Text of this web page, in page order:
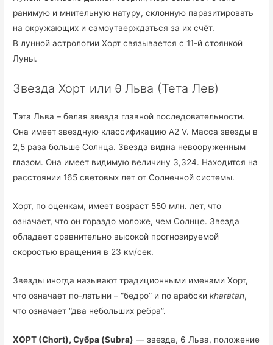
ранимую и мнительную натуру, склонную паразитировать
на окружающих и самоутверждаться за их счёт.
В лунной астрологии Хорт связывается с 11-й стоянкой
Луны.
Звезда Хорт или θ Льва (Тета Лев)
Тэта Льва – белая звезда главной последовательности.
Она имеет звездную классификацию А2 V. Масса звезды в
2,5 раза больше Солнца. Звезда видна невооруженным
глазом. Она имеет видимую величину 3,324. Находится на
расстоянии 165 световых лет от Солнечной системы.
Хорт, по оценкам, имеет возраст 550 млн. лет, что
означает, что он гораздо моложе, чем Солнце. Звезда
обладает сравнительно высокой прогнозируемой
скоростью вращения в 23 км/сек.
Звезды иногда называют традиционными именами Хорт,
что означает по-латыни – “бедро” и по арабскиkharātān,
что означает “два небольших ребра”.
ХОРТ (Chort), Субра (Subra) — звезда, 6 Льва, положение